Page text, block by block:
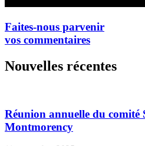
Faites-nous parvenir
vos commentaires
Nouvelles récentes
Réunion annuelle du comité
Montmorency